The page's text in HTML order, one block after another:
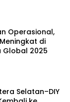
Operasional,
di
Global 2025
Selatan–DIY